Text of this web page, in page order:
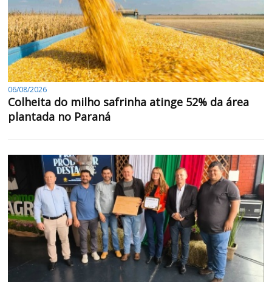
06/08/2026
Colheita do milho safrinha atinge 52% da área
plantada no Paraná